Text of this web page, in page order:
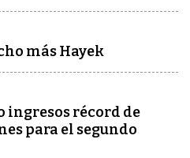
más Hayek
ingresos récord de
para el segundo